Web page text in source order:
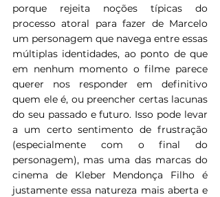
porque rejeita noções típicas do
processo atoral para fazer de Marcelo
um personagem que navega entre essas
múltiplas identidades, ao ponto de que
em nenhum momento o filme parece
querer nos responder em definitivo
quem ele é, ou preencher certas lacunas
do seu passado e futuro. Isso pode levar
a um certo sentimento de frustração
(especialmente com o final do
personagem), mas uma das marcas do
cinema de Kleber Mendonça Filho é
justamente essa natureza mais aberta e